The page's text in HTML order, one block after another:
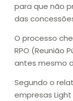
para que não
das
O processo
RPO (Reunião
antes mesmo
Segundo o
empresas Light